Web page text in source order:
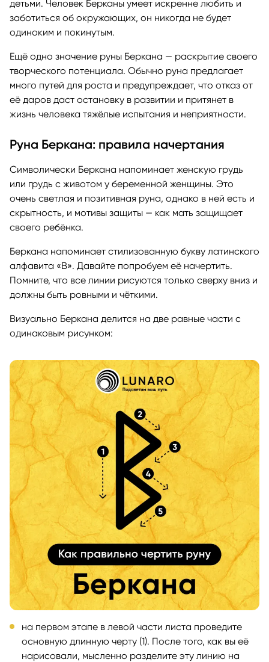
детьми. Человек Берканы умеет искренне любить и
заботиться об окружающих, он никогда не будет
одиноким и покинутым.
Ещё одно значение руны Беркана — раскрытие своего
творческого потенциала. Обычно руна предлагает
много путей для роста и предупреждает, что отказ от
её даров даст остановку в развитии и притянет в
жизнь человека тяжёлые испытания и неприятности.
Руна Беркана: правила начертания
Символически Беркана напоминает женскую грудь
или грудь с животом у беременной женщины. Это
очень светлая и позитивная руна, однако в ней есть и
скрытность, и мотивы защиты — как мать защищает
своего ребёнка.
Беркана напоминает стилизованную букву латинского
алфавита «B». Давайте попробуем её начертить.
Помните, что все линии рисуются только сверху вниз и
должны быть ровными и чёткими.
Визуально Беркана делится на две равные части с
одинаковым рисунком:
на первом этапе в левой части листа проведите
основную длинную черту (1). После того, как вы её
нарисовали, мысленно разделите эту линию на